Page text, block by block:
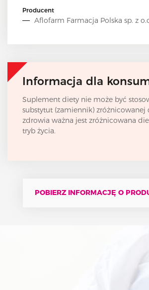
Producent
Aflofarm Farmacja Polska sp. z
Informacja dla
Suplement diety nie może być
substytut (zamiennik) zróżnicowanej
zdrowia ważna jest zróżnicowana
tryb życia.
POBIERZ INFORMACJĘ O